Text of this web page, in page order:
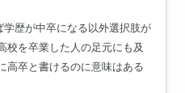
歴が中卒になる以外選択肢が
校を卒業した人の足元にも及
高卒と書けるのに意味はある